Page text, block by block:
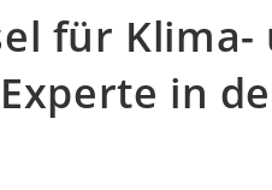
für Klima-
in